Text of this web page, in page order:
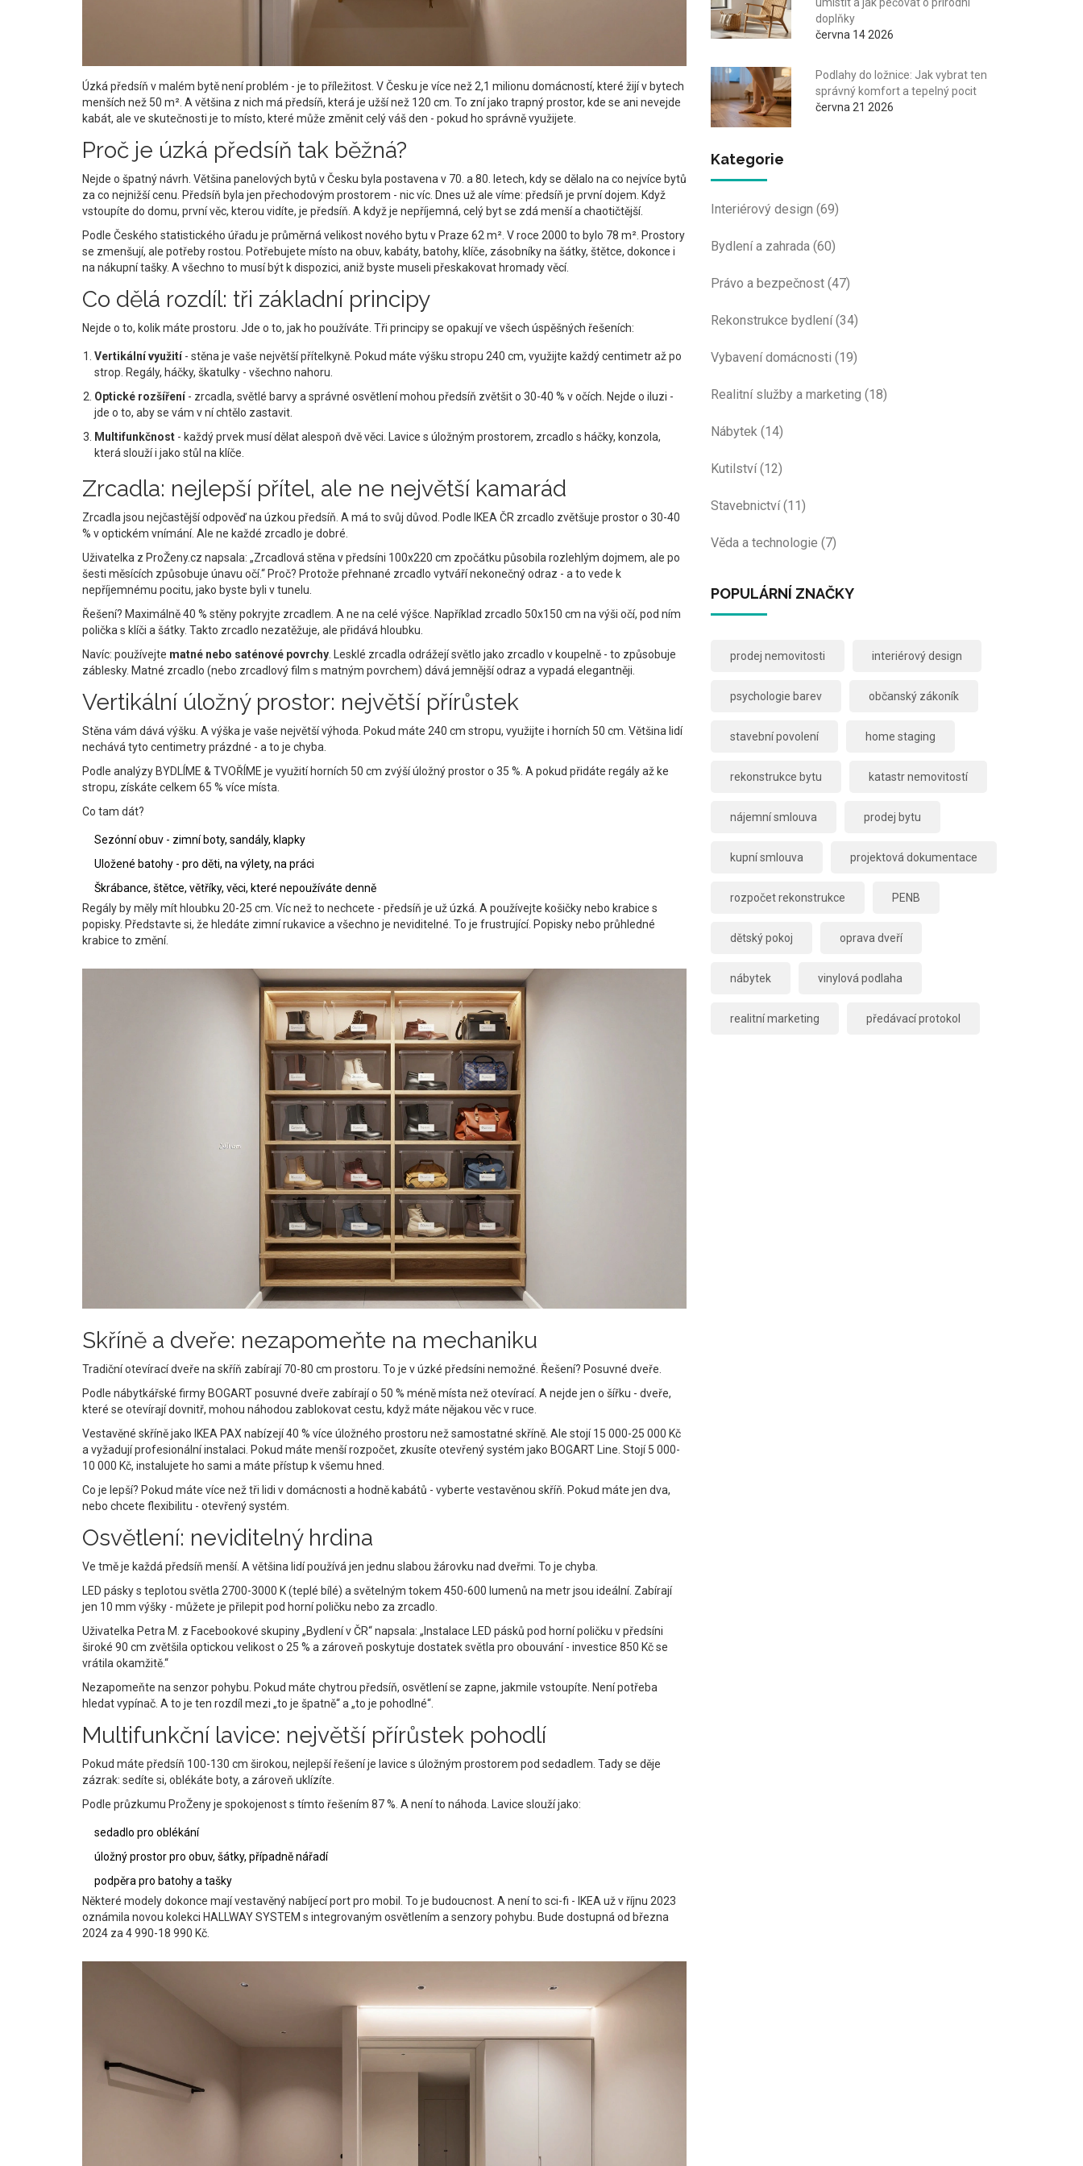
Úzká předsíň v malém bytě není problém - je to příležitost. V Česku je více než 2,1 milionu domácností, které žijí v bytech
menších než 50 m². A většina z nich má předsíň, která je užší než 120 cm. To zní jako trapný prostor, kde se ani nevejde
kabát, ale ve skutečnosti je to místo, které může změnit celý váš den - pokud ho správně využijete.
Proč je úzká předsíň tak běžná?
Nejde o špatný návrh. Většina panelových bytů v Česku byla postavena v 70. a 80. letech, kdy se dělalo na co nejvíce bytů
za co nejnižší cenu. Předsíň byla jen přechodovým prostorem - nic víc. Dnes už ale víme: předsíň je první dojem. Když
vstoupíte do domu, první věc, kterou vidíte, je předsíň. A když je nepříjemná, celý byt se zdá menší a chaotičtější.
Podle Českého statistického úřadu je průměrná velikost nového bytu v Praze 62 m². V roce 2000 to bylo 78 m². Prostory
se zmenšují, ale potřeby rostou. Potřebujete místo na obuv, kabáty, batohy, klíče, zásobníky na šátky, štětce, dokonce i
na nákupní tašky. A všechno to musí být k dispozici, aniž byste museli přeskakovat hromady věcí.
Co dělá rozdíl: tři základní principy
Nejde o to, kolik máte prostoru. Jde o to, jak ho používáte. Tři principy se opakují ve všech úspěšných řešeních:
Vertikální využití- stěna je vaše největší přítelkyně. Pokud máte výšku stropu 240 cm, využijte každý centimetr až po
strop. Regály, háčky, škatulky - všechno nahoru.
Optické rozšíření- zrcadla, světlé barvy a správné osvětlení mohou předsíň zvětšit o 30-40 % v očích. Nejde o iluzi -
jde o to, aby se vám v ní chtělo zastavit.
Multifunkčnost - každý prvek musí dělat alespoň dvě věci. Lavice s úložným prostorem, zrcadlo s háčky, konzola,
která slouží i jako stůl na klíče.
Zrcadla: nejlepší přítel, ale ne největší kamarád
Zrcadla jsou nejčastější odpověď na úzkou předsíň. A má to svůj důvod. Podle IKEA ČR zrcadlo zvětšuje prostor o 30-40
% v optickém vnímání. Ale ne každé zrcadlo je dobré.
Uživatelka z ProŽeny.cz napsala: „Zrcadlová stěna v předsíni 100x220 cm zpočátku působila rozlehlým dojmem, ale po
šesti měsících způsobuje únavu očí.“ Proč? Protože přehnané zrcadlo vytváří nekonečný odraz - a to vede k
nepříjemnému pocitu, jako byste byli v tunelu.
Řešení? Maximálně 40 % stěny pokryjte zrcadlem. A ne na celé výšce. Například zrcadlo 50x150 cm na výši očí, pod ním
polička s klíči a šátky. Takto zrcadlo nezatěžuje, ale přidává hloubku.
Navíc: používejte matné nebo saténové povrchy . Lesklé zrcadla odrážejí světlo jako zrcadlo v koupelně - to způsobuje
záblesky. Matné zrcadlo (nebo zrcadlový film s matným povrchem) dává jemnější odraz a vypadá elegantněji.
Vertikální úložný prostor: největší přírůstek
Stěna vám dává výšku. A výška je vaše největší výhoda. Pokud máte 240 cm stropu, využijte i horních 50 cm. Většina lidí
nechává tyto centimetry prázdné - a to je chyba.
Podle analýzy BYDLÍME & TVOŘÍME je využití horních 50 cm zvýší úložný prostor o 35 %. A pokud přidáte regály až ke
stropu, získáte celkem 65 % více místa.
Co tam dát?
Sezónní obuv - zimní boty, sandály, klapky
Uložené batohy - pro děti, na výlety, na práci
Škrábance, štětce, větříky, věci, které nepoužíváte denně
Regály by měly mít hloubku 20-25 cm. Víc než to nechcete - předsíň je už úzká. A používejte košičky nebo krabice s
popisky. Představte si, že hledáte zimní rukavice a všechno je neviditelné. To je frustrující. Popisky nebo průhledné
krabice to změní.
Skříně a dveře: nezapomeňte na mechaniku
Tradiční otevírací dveře na skříň zabírají 70-80 cm prostoru. To je v úzké předsíni nemožné. Řešení? Posuvné dveře.
Podle nábytkářské firmy BOGART posuvné dveře zabírají o 50 % méně místa než otevírací. A nejde jen o šířku - dveře,
které se otevírají dovnitř, mohou náhodou zablokovat cestu, když máte nějakou věc v ruce.
Vestavěné skříně jako IKEA PAX nabízejí 40 % více úložného prostoru než samostatné skříně. Ale stojí 15 000-25 000 Kč
a vyžadují profesionální instalaci. Pokud máte menší rozpočet, zkusíte otevřený systém jako BOGART Line. Stojí 5 000-
10 000 Kč, instalujete ho sami a máte přístup k všemu hned.
Co je lepší? Pokud máte více než tři lidi v domácnosti a hodně kabátů - vyberte vestavěnou skříň. Pokud máte jen dva,
nebo chcete flexibilitu - otevřený systém.
Osvětlení: neviditelný hrdina
Ve tmě je každá předsíň menší. A většina lidí používá jen jednu slabou žárovku nad dveřmi. To je chyba.
LED pásky s teplotou světla 2700-3000 K (teplé bílé) a světelným tokem 450-600 lumenů na metr jsou ideální. Zabírají
jen 10 mm výšky - můžete je přilepit pod horní poličku nebo za zrcadlo.
Uživatelka Petra M. z Facebookové skupiny „Bydlení v ČR“ napsala: „Instalace LED pásků pod horní poličku v předsíni
široké 90 cm zvětšila optickou velikost o 25 % a zároveň poskytuje dostatek světla pro obouvání - investice 850 Kč se
vrátila okamžitě.“
Nezapomeňte na senzor pohybu. Pokud máte chytrou předsíň, osvětlení se zapne, jakmile vstoupíte. Není potřeba
hledat vypínač. A to je ten rozdíl mezi „to je špatně“ a „to je pohodlné“.
Multifunkční lavice: největší přírůstek pohodlí
Pokud máte předsíň 100-130 cm širokou, nejlepší řešení je lavice s úložným prostorem pod sedadlem. Tady se děje
zázrak: sedíte si, oblékáte boty, a zároveň uklízíte.
Podle průzkumu ProŽeny je spokojenost s tímto řešením 87 %. A není to náhoda. Lavice slouží jako:
sedadlo pro oblékání
úložný prostor pro obuv, šátky, případně nářadí
podpěra pro batohy a tašky
Některé modely dokonce mají vestavěný nabíjecí port pro mobil. To je budoucnost. A není to sci-fi - IKEA už v říjnu 2023
oznámila novou kolekci HALLWAY SYSTEM s integrovaným osvětlením a senzory pohybu. Bude dostupná od března
2024 za 4 990-18 990 Kč.
doplňky
června 14 2026
Podlahy do ložnice: Jak vybrat ten
správný komfort a tepelný pocit
června 21 2026
Kategorie
Interiérový design (69)
Bydlení a zahrada (60)
Právo a bezpečnost (47)
Rekonstrukce bydlení(34)
Vybavení domácnosti (19)
Realitní služby a marketing (18)
Nábytek (14)
Kutilství(12)
Stavebnictví(11)
Věda a technologie (7)
POPULÁRNÍ ZNAČKY
prodej nemovitosti interiérový design
psychologie barev občanský zákoník
stavební povolení home staging
rekonstrukce bytu katastr nemovitostí
nájemní smlouva prodej bytu
kupní smlouva projektová dokumentace
rozpočet rekonstrukce PENB
dětský pokoj oprava dveří
nábytek vinylová podlaha
realitní marketing předávací protokol